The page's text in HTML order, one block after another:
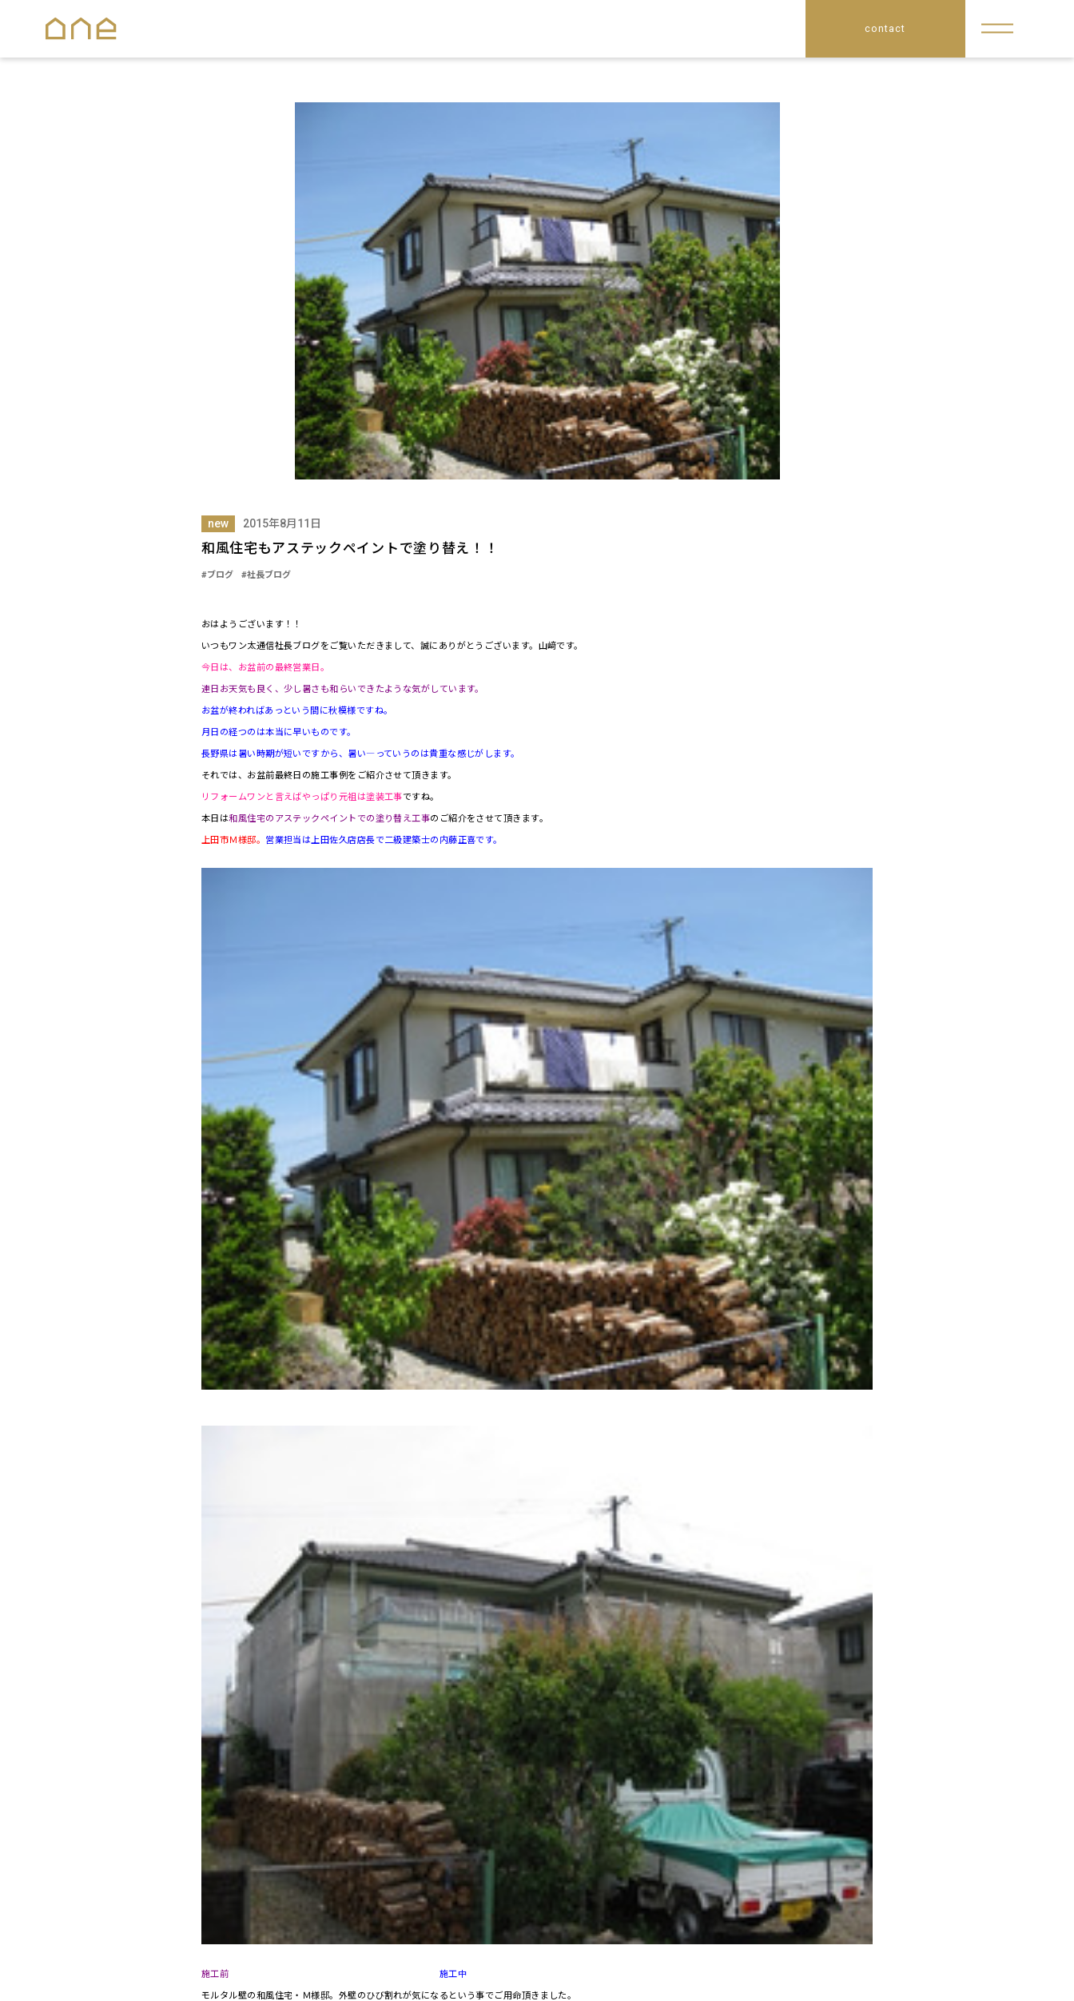
contact
new 2015年8月11日
和風住宅もアステックペイントで塗り替え！！
#ブログ #社長ブログ
おはようございます！！
いつもワン太通信社長ブログをご覧いただきまして、誠にありがとうございます。山﨑です。
今日は、お盆前の最終営業日。
連日お天気も良く、少し暑さも和らいできたような気がしています。
お盆が終わればあっという間に秋模様ですね。
月日の経つのは本当に早いものです。
長野県は暑い時期が短いですから、暑い―っていうのは貴重な感じがします。
それでは、お盆前最終日の施工事例をご紹介させて頂きます。
リフォームワンと言えばやっぱり元祖は塗装工事ですね。
本日は和風住宅のアステックペイントでの塗り替え工事のご紹介をさせて頂きます。
上田市Ｍ様邸。 営業担当は上田佐久店店長で二級建築士の内藤正喜です。
施工前 施工中
モルタル壁の和風住宅・Ｍ様邸。外壁のひび割れが気になるという事でご用命頂きました。